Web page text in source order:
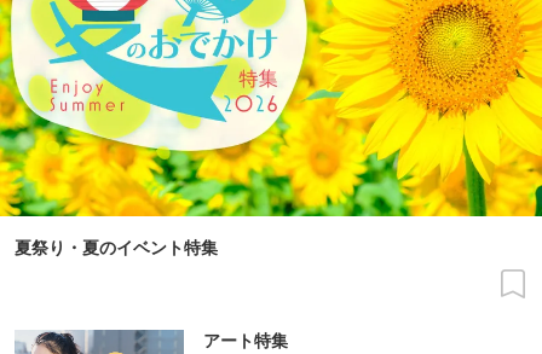
夏祭り・夏のイベント特集
アート特集